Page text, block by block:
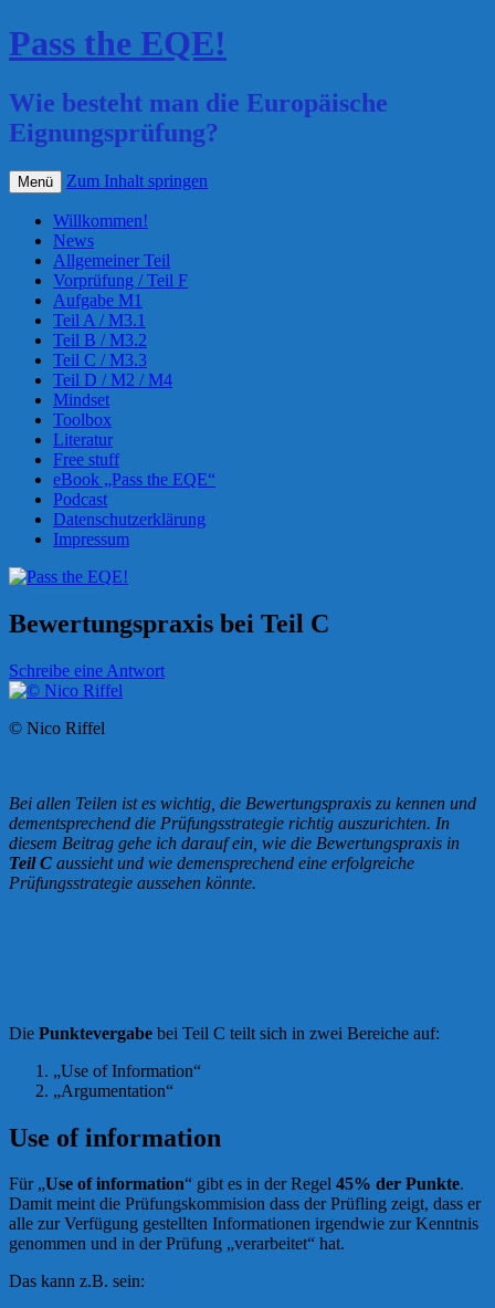
Pass the EQE!
Wie besteht man die Europäische
Eignungsprüfung?
Menü Zum Inhalt springen
Willkommen!
News
Allgemeiner Teil
Vorprüfung / Teil F
Aufgabe M1
Teil A / M3.1
Teil B / M3.2
Teil C / M3.3
Teil D / M2 / M4
Mindset
Toolbox
Literatur
Free stuff
eBook „Pass the EQE“
Podcast
Datenschutzerklärung
Impressum
Bewertungspraxis bei Teil C
Schreibe eine Antwort
© Nico Riffel
Bei allen Teilen ist es wichtig, die Bewertungspraxis zu kennen und
dementsprechend die Prüfungsstrategie richtig auszurichten. In
diesem Beitrag gehe ich darauf ein, wie die Bewertungspraxis in
Teil C aussieht und wie demensprechend eine erfolgreiche
Prüfungsstrategie aussehen könnte.
Die Punktevergabe bei Teil C teilt sich in zwei Bereiche auf:
„Use of Information“
„Argumentation“
Use of information
Für „Use of information“ gibt es in der Regel 45% der Punkte.
Damit meint die Prüfungskommision dass der Prüfling zeigt, dass er
alle zur Verfügung gestellten Informationen irgendwie zur Kenntnis
genommen und in der Prüfung „verarbeitet“ hat.
Das kann z.B. sein: